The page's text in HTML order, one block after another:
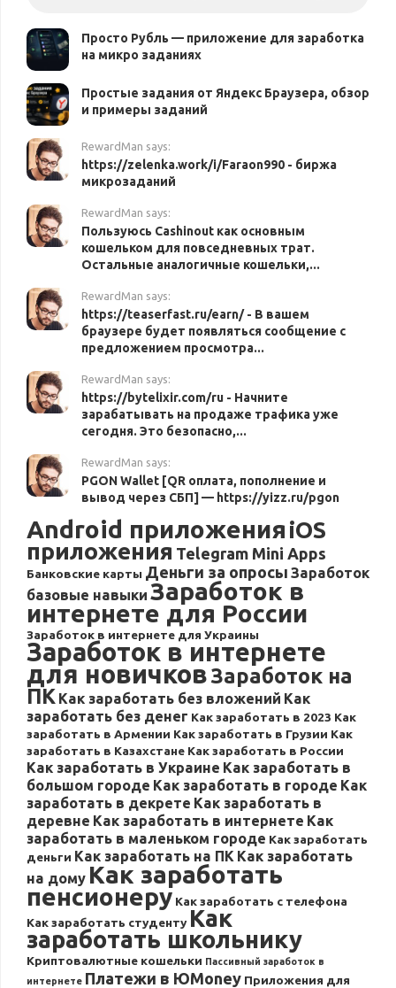
Просто Рубль — приложение для заработка
на микро заданиях
Простые задания от Яндекс Браузера, обзор
и примеры заданий
RewardMan says:
https://zelenka.work/i/Faraon990 - биржа
микрозаданий
RewardMan says:
Пользуюсь Cashinout как основным
кошельком для повседневных трат.
Остальные аналогичные кошельки,...
RewardMan says:
https://teaserfast.ru/earn/ - В вашем
браузере будет появляться сообщение с
предложением просмотра...
RewardMan says:
https://bytelixir.com/ru - Начните
зарабатывать на продаже трафика уже
сегодня. Это безопасно,...
RewardMan says:
PGON Wallet [QR оплата, пополнение и
вывод через СБП] — https://yizz.ru/pgon
Android приложения iOS
приложения Telegram Mini Apps
Банковские карты Деньги за опросы Заработок
базовые навыки Заработок в
интернете для России
Заработок в интернете для Украины
Заработок в интернете
для новичковЗаработок на
ПК Как заработать без вложений Как
заработать без денег Как заработать в 2023 Как
заработать в Армении Как заработать в Грузии Как
заработать в Казахстане Как заработать в России
Как заработать в Украине Как заработать в
большом городе Как заработать в городе Как
заработать в декрете Как заработать в
деревне Как заработать в интернете Как
заработать в маленьком городе Как заработать
деньги Как заработать на ПК Как заработать
на дому Как заработать
пенсионеру Как заработать с телефона
Как заработать студенту Как
заработать школьнику
Криптовалютные кошельки Пассивный заработок в
интернете Платежи в ЮMoney Приложения для